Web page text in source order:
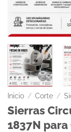
Inicio / Corte /
Sierras
1837N